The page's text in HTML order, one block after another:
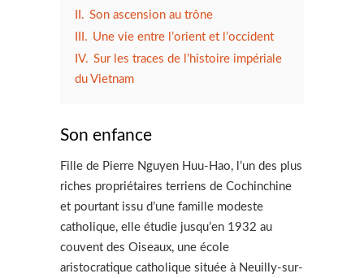
II. Son ascension au trône
III. Une vie entre l’orient et l’occident
IV. Sur les traces de l’histoire impériale
du Vietnam
Son enfance
Fille de Pierre Nguyen Huu-Hao, l’un des plus
riches propriétaires terriens de Cochinchine
et pourtant issu d’une famille modeste
catholique, elle étudie jusqu’en 1932 au
couvent des Oiseaux, une école
aristocratique catholique située à Neuilly-sur-